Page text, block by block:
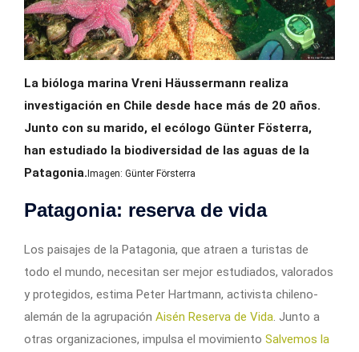
La bióloga marina Vreni Häussermann realiza
investigación en Chile desde hace más de 20 años.
Junto con su marido, el ecólogo Günter Fösterra,
han estudiado la biodiversidad de las aguas de la
Patagonia. Imagen: Günter Försterra
Patagonia: reserva de vida
Los paisajes de la Patagonia, que atraen a turistas de
todo el mundo, necesitan ser mejor estudiados, valorados
y protegidos, estima Peter Hartmann, activista chileno-
alemán de la agrupación Aisén Reserva de Vida. Junto a
otras organizaciones, impulsa el movimiento Salvemos la